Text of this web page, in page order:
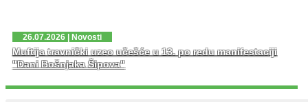
26.07.2026 | Novosti
Muftija travnički uzeo učešće u 13. po redu manifestaciji
"Dani Bošnjaka Šipova"